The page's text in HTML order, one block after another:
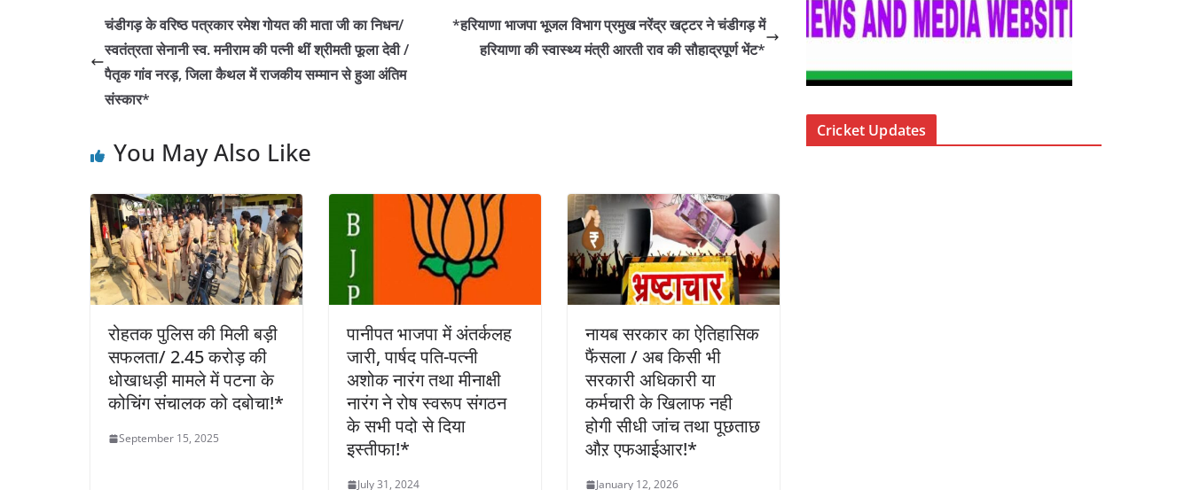
e
b
o
o
er s
A
p
e
dI
n
e
चंडीगड़ के वरिष्ठ पत्रकार रमेश गोयत की माता जी का निधन/
स्वतंत्रता सेनानी स्व. मनीराम की पत्नी थीं श्रीमती फूला देवी /
पैतृक गांव नरड़, जिला कैथल में राजकीय सम्मान से हुआ अंतिम
संस्कार*
*हरियाणा भाजपा भूजल विभाग प्रमुख नरेंद्र खट्टर ने चंडीगड़ में
हरियाणा की स्वास्थ्य मंत्री आरती राव की सौहाद्रपूर्ण भेंट*
You May Also Like
रोहतक पुलिस की मिली बड़ी
सफलता/ 2.45 करोड़ की
धोखाधड़ी मामले में पटना के
कोचिंग संचालक को दबोचा!*
September 15, 2025
पानीपत भाजपा में अंतर्कलह
जारी, पार्षद पति-पत्नी
अशोक नारंग तथा मीनाक्षी
नारंग ने रोष स्वरूप संगठन
के सभी पदो से दिया
इस्तीफा!*
July 31, 2024
नायब सरकार का ऐतिहासिक
फैंसला / अब किसी भी
सरकारी अधिकारी या
कर्मचारी के खिलाफ नही
होगी सीधी जांच तथा पूछताछ
औऱ एफआईआर!*
January 12, 2026
Cricket Updates